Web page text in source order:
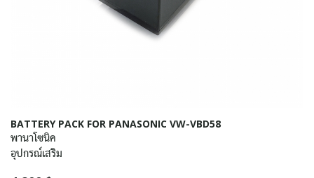
BATTERY PACK FOR PANASONIC VW-VBD58
พานาโซนิค
อุปกรณ์เสริม